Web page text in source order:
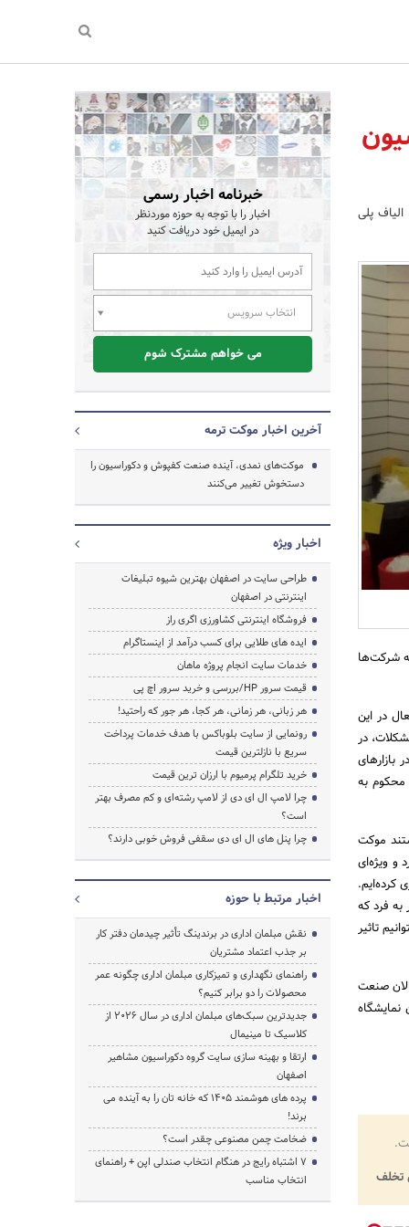
جستجو
پلی
شرکت‌ها
در این
در
محکوم به
موکت
و ویژه‌ای
کرده‌ایم.
فرد که
تاثیر
با حضور فعالان صنعت
برگزار خواهد شد. علاقه‌مندان می‌توانند از ساعت 10 الی 18 از این نمایشگاه
تخلف
خبرنامه اخبار رسمی
اخبار را با توجه به حوزه موردنظر
در ایمیل خود دریافت کنید
انتخاب سرویس
می خواهم مشترک شوم
آخرین اخبار موکت ترمه
موکت‌های نمدی، آینده صنعت کفپوش و دکوراسیون را
دستخوش تغییر می‌کنند
اخبار ویژه
طراحی سایت در اصفهان بهترین شیوه تبلیغات
اینترنتی در اصفهان
فروشگاه اینترنتی کشاورزی اگری راز
ایده های طلایی برای کسب درآمد از اینستاگرام
خدمات سایت انجام پروژه ماهان
قیمت سرور HP/بررسی و خرید سرور اچ پی
هر زبانی، هر زمانی، هر کجا، هر جور که راحتید!
رونمایی از سایت بلوباکس با هدف خدمات پرداخت
سریع با نازلترین قیمت
خرید تلگرام پرمیوم با ارزان ترین قیمت
چرا لامپ ال ای دی از لامپ رشته‌ای و کم مصرف بهتر
است؟
چرا پنل های ال ای دی سقفی فروش خوبی دارند؟
اخبار مرتبط با حوزه
نقش مبلمان اداری در برندینگ تأثیر چیدمان دفتر کار
بر جذب اعتماد مشتریان
راهنمای نگهداری و تمیزکاری مبلمان اداری چگونه عمر
محصولات را دو برابر کنیم؟
جدیدترین سبک‌های مبلمان اداری در سال ۲۰۲۶ از
کلاسیک تا مینیمال
ارتقا و بهینه سازی سایت گروه دکوراسیون مشاهیر
اصفهان
پرده‌ های هوشمند ۱۴۰۵ که خانه‌ تان را به آینده می‌
برند!
ضخامت چمن مصنوعی چقدر است؟
۷ اشتباه رایج در هنگام انتخاب صندلی اپن + راهنمای
انتخاب مناسب